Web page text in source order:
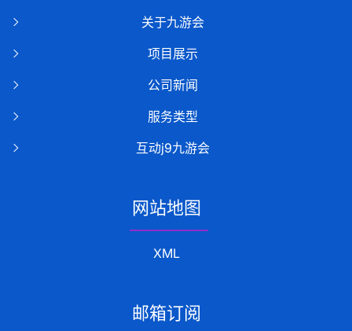
关于九游会
项目展示
公司新闻
服务类型
互动j9九游会
网站地图
XML
邮箱订阅